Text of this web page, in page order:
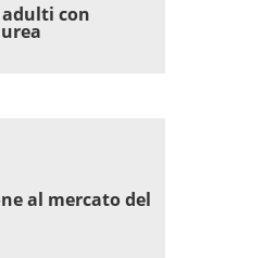
con
al mercato del